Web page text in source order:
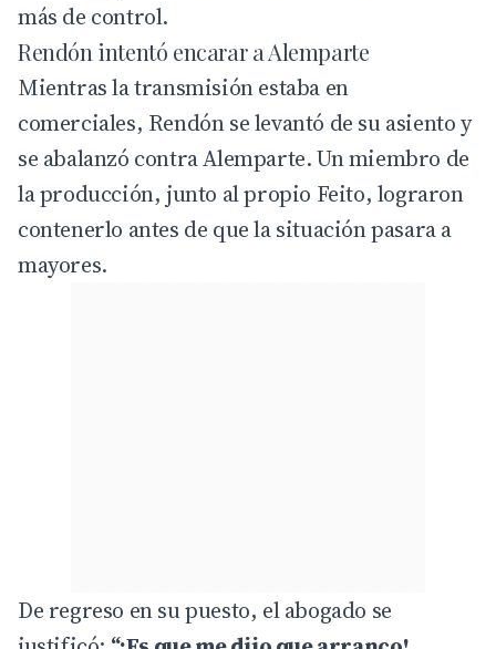
más de control.
Rendón intentó encarar a Alemparte
Mientras la transmisión estaba en
comerciales, Rendón se levantó de su asiento y
se abalanzó contra Alemparte. Un miembro de
la producción, junto al propio Feito, lograron
contenerlo antes de que la situación pasara a
mayores.
De regreso en su puesto, el abogado se